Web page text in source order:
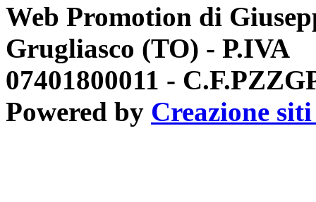
Web Promotion di
Grugliasco (TO) - P.IVA
07401800011 -
Powered by Creazione